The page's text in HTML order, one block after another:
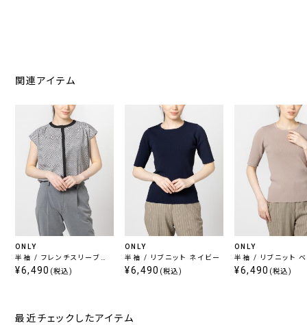
関連アイテム
ONLY
半袖 / フレンチスリーブブ
ラウス ベージュ
¥6,490 (税込)
ONLY
半袖 / リブニット ネイビー
¥6,490 (税込)
ONLY
半袖 / リブニット
¥6,490 (税込)
最近チェックしたアイテム